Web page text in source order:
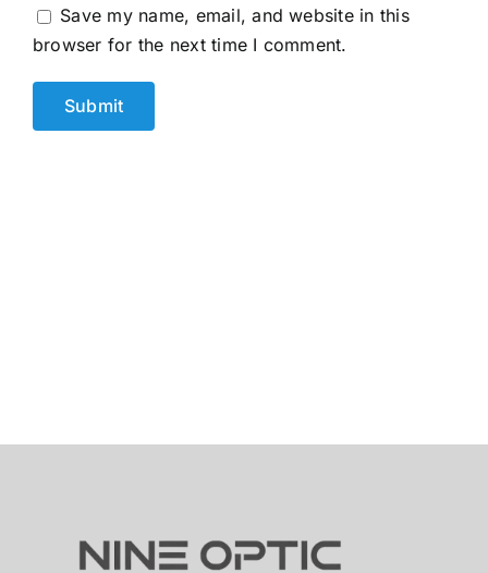
Save my name, email, and website in this
browser for the next time I comment.